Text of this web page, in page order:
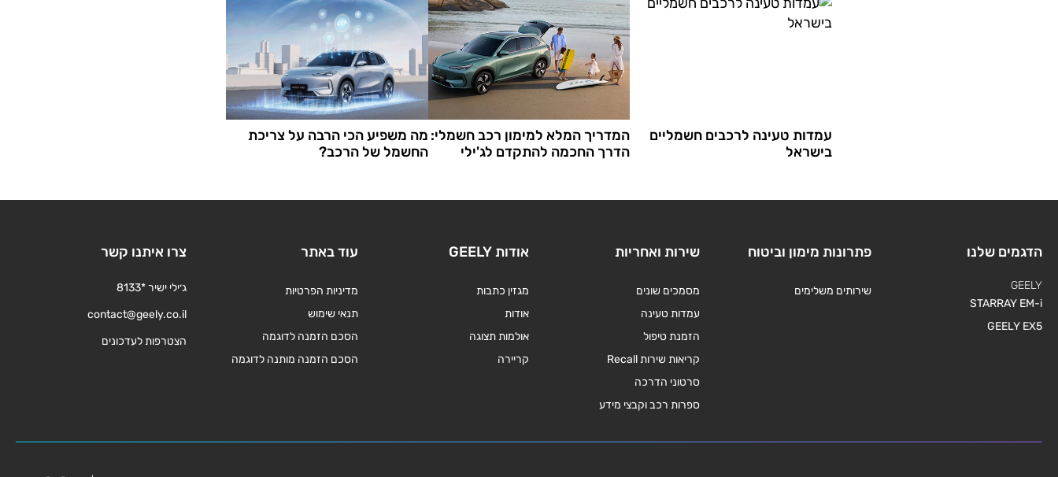
עמדות טעינה לרכבים חשמליים
בישראל
המדריך המלא למימון רכב חשמלי:
הדרך החכמה להתקדם לג'ילי
מה משפיע הכי הרבה על צריכת
החשמל של הרכב?
הדגמים שלנו
GEELY
STARRAY EM-i
GEELY EX5
פתרונות מימון וביטוח
שירותים משלימים
שירות ואחריות
מסמכים שונים
עמדות טעינה
הזמנת טיפול
קריאות שירות Recall
סרטוני הדרכה
ספרות רכב וקבצי מידע
אודות GEELY
מגזין כתבות
אודות
אולמות תצוגה
קריירה
עוד באתר
מדיניות הפרטיות
תנאי שימוש
הסכם הזמנה לדוגמה
הסכם הזמנה מותנה לדוגמה
צרו איתנו קשר
ג׳ילי ישיר *8133
contact@geely.co.il
הצטרפות לעדכונים